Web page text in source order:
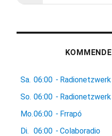
Sa. 06:00 -
So. 06:00 -
Mo.06:00 - Frrapó
Di.
06:00 - Colaboradio